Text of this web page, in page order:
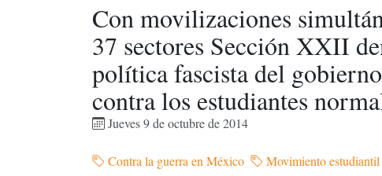
Con movilizaciones
37 sectores Sección XXII
política fascista del
contra los estudiantes
Jueves 9 de octubre de 2014
Contra la guerra en México Movimiento estudiantil